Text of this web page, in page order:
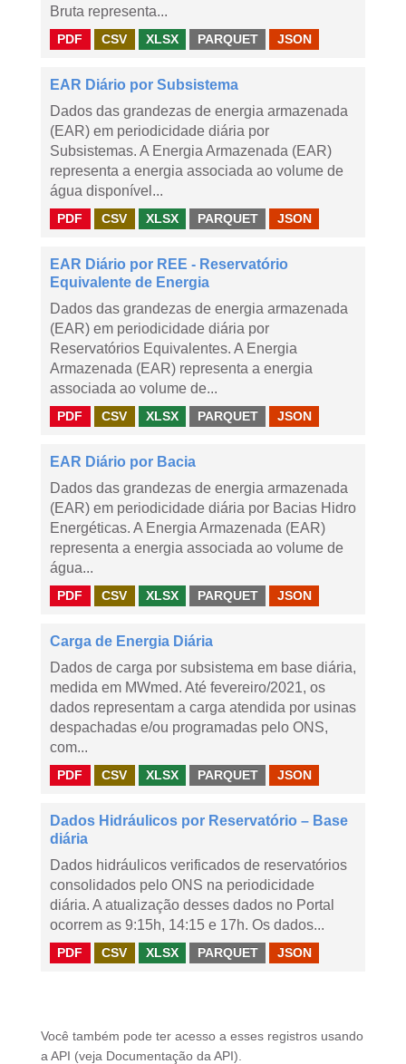
Bruta representa...
PDF CSV XLSX PARQUET JSON
EAR Diário por Subsistema
Dados das grandezas de energia armazenada
(EAR) em periodicidade diária por
Subsistemas. A Energia Armazenada (EAR)
representa a energia associada ao volume de
água disponível...
PDF CSV XLSX PARQUET JSON
EAR Diário por REE - Reservatório
Equivalente de Energia
Dados das grandezas de energia armazenada
(EAR) em periodicidade diária por
Reservatórios Equivalentes. A Energia
Armazenada (EAR) representa a energia
associada ao volume de...
PDF CSV XLSX PARQUET JSON
EAR Diário por Bacia
Dados das grandezas de energia armazenada
(EAR) em periodicidade diária por Bacias Hidro
Energéticas. A Energia Armazenada (EAR)
representa a energia associada ao volume de
água...
PDF CSV XLSX PARQUET JSON
Carga de Energia Diária
Dados de carga por subsistema em base diária,
medida em MWmed. Até fevereiro/2021, os
dados representam a carga atendida por usinas
despachadas e/ou programadas pelo ONS,
com...
PDF CSV XLSX PARQUET JSON
Dados Hidráulicos por Reservatório – Base
diária
Dados hidráulicos verificados de reservatórios
consolidados pelo ONS na periodicidade
diária. A atualização desses dados no Portal
ocorrem as 9:15h, 14:15 e 17h. Os dados...
PDF CSV XLSX PARQUET JSON
Você também pode ter acesso a esses registros usando
a API (veja Documentação da API ).